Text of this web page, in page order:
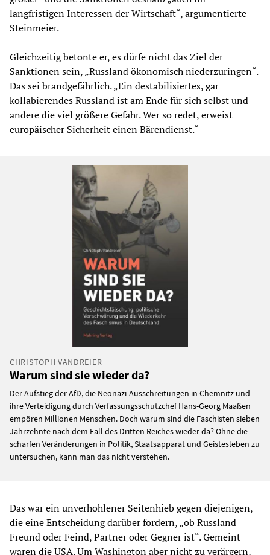
langfristigen Interessen der Wirtschaft“, argumentierte
Steinmeier.
Gleichzeitig betonte er, es dürfe nicht das Ziel der
Sanktionen sein, „Russland ökonomisch niederzuringen“.
Das sei brandgefährlich. „Ein destabilisiertes, gar
kollabierendes Russland ist am Ende für sich selbst und
andere die viel größere Gefahr. Wer so redet, erweist
europäischer Sicherheit einen Bärendienst.“
CHRISTOPH VANDREIER
Warum sind sie wieder da?
Der Aufstieg der AfD, die Neonazi-Ausschreitungen in Chemnitz und
ihre Verteidigung durch Verfassungsschutzchef Hans-Georg Maaßen
empören Millionen Menschen. Doch warum sind die Faschisten sieben
Jahrzehnte nach dem Fall des Dritten Reiches wieder da? Ohne die
scharfen Veränderungen in Politik, Staatsapparat und Geistesleben zu
untersuchen, kann man das nicht verstehen.
Das war ein unverhohlener Seitenhieb gegen diejenigen,
die eine Entscheidung darüber fordern, „ob Russland
Freund oder Feind, Partner oder Gegner ist“. Gemeint
waren die USA. Um Washington aber nicht zu verärgern,